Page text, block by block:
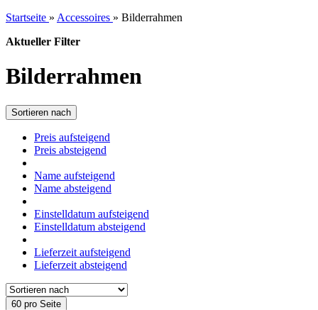
Startseite » Accessoires » Bilderrahmen
Aktueller Filter
Bilderrahmen
Sortieren nach
Preis aufsteigend
Preis absteigend
Name aufsteigend
Name absteigend
Einstelldatum aufsteigend
Einstelldatum absteigend
Lieferzeit aufsteigend
Lieferzeit absteigend
60 pro Seite